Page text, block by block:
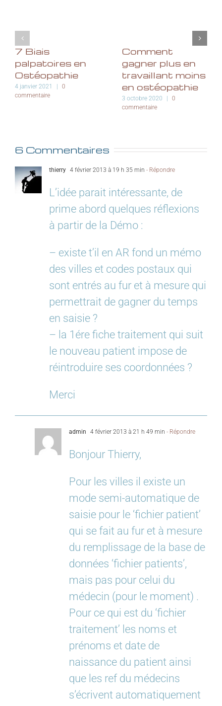
7 Biais
palpatoires en
Ostéopathie
4 janvier 2021 |
0
commentaire
Comment
gagner plus en
travaillant moins
en ostéopathie
3 octobre 2020 |
0
commentaire
6 Commentaires
thierry 4 février 2013 à 19 h 35 min - Répondre
L’idée parait intéressante, de
prime abord quelques réflexions
à partir de la Démo :
– existe t’il en AR fond un mémo
des villes et codes postaux qui
sont entrés au fur et à mesure qui
permettrait de gagner du temps
en saisie ?
– la 1ére fiche traitement qui suit
le nouveau patient impose de
réintroduire ses coordonnées ?
Merci
admin 4 février 2013 à 21 h 49 min - Répondre
Bonjour Thierry,
Pour les villes il existe un
mode semi-automatique de
saisie pour le ‘fichier patient’
qui se fait au fur et à mesure
du remplissage de la base de
données ‘fichier patients’,
mais pas pour celui du
médecin (pour le moment) .
Pour ce qui est du ‘fichier
traitement’ les noms et
prénoms et date de
naissance du patient ainsi
que les ref du médecins
s’écrivent automatiquement